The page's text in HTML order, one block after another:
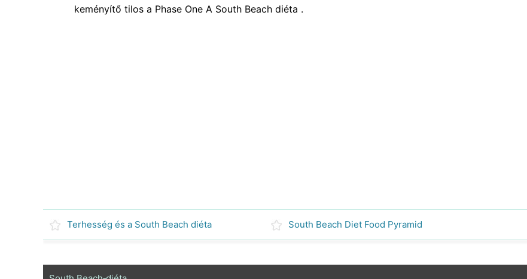
keményítő tilos a Phase One A South Beach diéta .
Terhesség és a South Beach diéta South Beach Diet Food Pyramid